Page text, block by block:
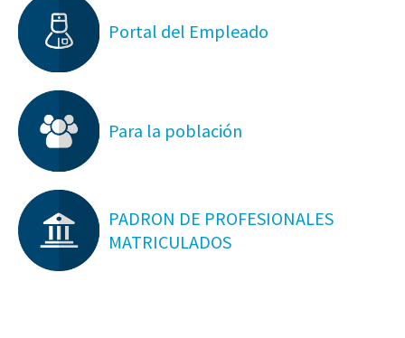
Portal del Empleado
Para la población
PADRON DE PROFESIONALES
MATRICULADOS